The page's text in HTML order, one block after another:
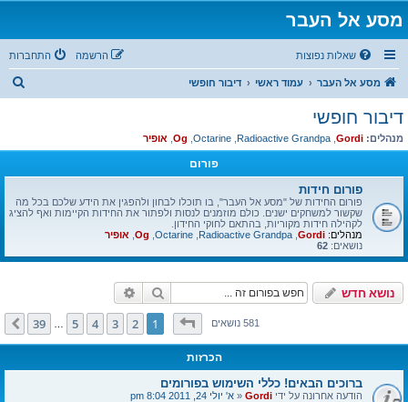
מסע אל העבר
שאלות נפוצות התחברות הרשמה
מסע אל העבר עמוד ראשי דיבור חופשי
ח
דיבור חופשי
מנהלים: Gordi
,
Radioactive Grandpa
,
Octarine
,
Og
, אופיר
פורום
פורום חידות
פורום החידות של "מסע אל העבר", בו תוכלו לבחון ולהפגין את הידע שלכם בכל מה
שקשור למשחקים ישנים. כולם מוזמנים לנסות ולפתור את החידות הקיימות ואף להציג
לקהילה חידות מקוריות, בהתאם לחוקי החידון.
מנהלים: Gordi
,
Radioactive Grandpa
,
Octarine
,
Og
, אופיר
נושאים: 62
נושא חדש חיפוש
581 נושאיםדף1מתוך39
1
2
3
4
5
39 הבא
הכרזות
ברוכים הבאים! כללי השימוש בפורומים
הודעה אחרונה על ידי Gordi
«א' יולי 24, 2011 8:04 pm